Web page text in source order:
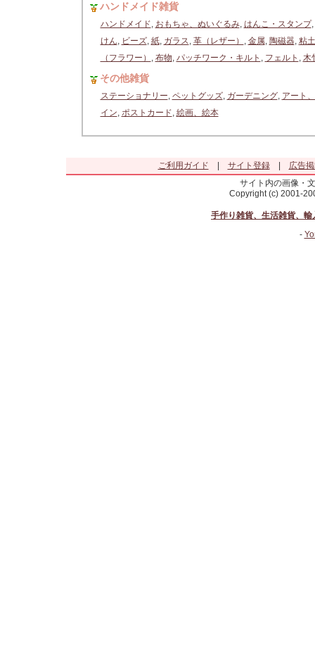
ハンドメイド雑貨
ハンドメイド, おもちゃ、ぬいぐるみ, はんこ・スタンプ,
けん, ビーズ, 紙, ガラス, 革（レザー） , 金属, 陶磁器, 粘土
（フラワー） , 布物, パッチワーク・キルト , フェルト , 木
その他雑貨
ステーショナリー, ペットグッズ, ガーデニング, アート
イン, ポストカード, 絵画、絵本
ご利用ガイド サイト登録|
広告
サイト内の画像・
Copyright (c) 2001-
手作り雑貨、生活雑貨、
-